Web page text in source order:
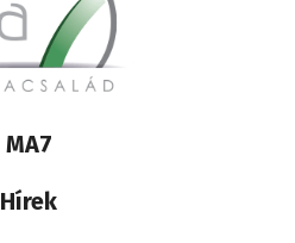
Lábléc
médiacsalád
MA7
Hírek